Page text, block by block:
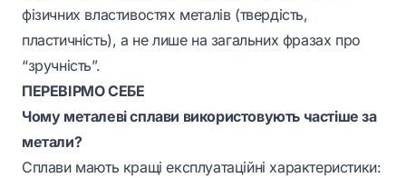
фізичних властивостях металів (твердість,
пластичність), а не лише на загальних фразах про
“зручність”.
ПЕРЕВІРМО СЕБЕ
Чому металеві сплави використовують частіше за
метали?
Сплави мають кращі експлуатаційні характеристики: